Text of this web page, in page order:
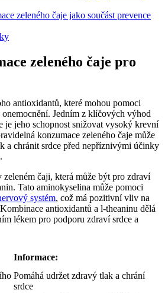
zeleného čaje jako součást prevence
zeleného čaje pro
antioxidantů, které mohou pomoci
Jedním z klíčových výhod
je jeho schopnost snižovat vysoký krevní
konzumace zeleného čaje může
a chránit srdce před nepříznivými účinky
zeleném čaji, která může být pro zdraví
Tato aminokyselina může pomoci
systém, což má pozitivní vliv na
antioxidantů a l-theaninu dělá
lékem pro podporu zdraví srdce a
Informace:
Pomáhá udržet zdravý tlak a chrání
srdce